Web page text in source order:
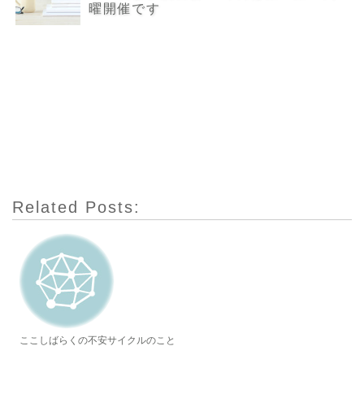
曜開催です
Related Posts:
ここしばらくの不安サイクルのこと